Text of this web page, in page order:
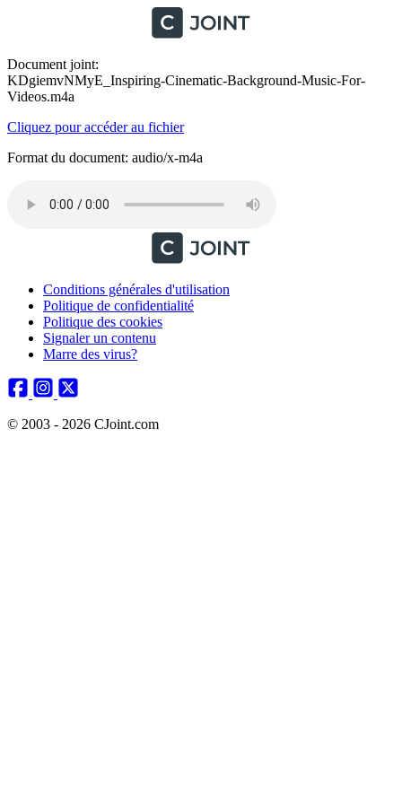
Document joint:
KDgiemvNMyE_Inspiring-Cinematic-Background-Music-For-
Videos.m4a
Cliquez pour accéder au fichier
Format du document: audio/x-m4a
Conditions générales d'utilisation
Politique de confidentialité
Politique des cookies
Signaler un contenu
Marre des virus?
© 2003 - 2026 CJoint.com